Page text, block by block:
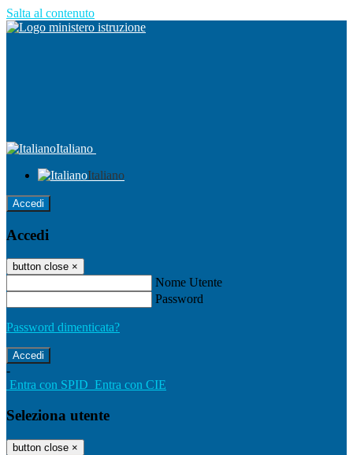
Salta al contenuto
Italiano
Italiano
Accedi
Accedi
button close ×
Nome Utente
Password
Password dimenticata?
-
Entra con SPID Entra con CIE
Seleziona utente
button close ×